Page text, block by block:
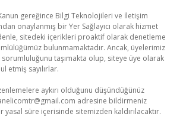
Kanun gereğince Bilgi Teknolojileri ve İletişim
onaylanmış bir Yer Sağlayıcı olarak hizmet
sitedeki içerikleri proaktif olarak denetleme
bulunmamaktadır. Ancak, üyelerimiz
sorumluluğunu taşımakta olup, siteye üye olarak
etmiş sayılırlar.
aykırı olduğunu düşündüğünüz
adresine bildirmeniz
yasal süre içerisinde sitemizden kaldırılacaktır.